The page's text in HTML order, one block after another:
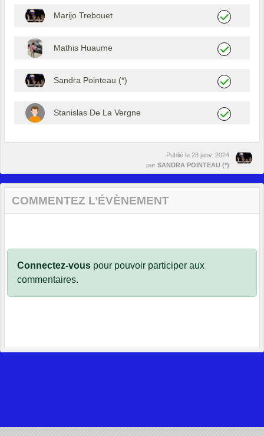
Marijo Trebouet
Mathis Huaume
Sandra Pointeau (*)
Stanislas De La Vergne
Publié le 28 janv. 2024
par SANDRA POINTEAU (*)
COMMENTEZ L’ÉVÈNEMENT
Connectez-vous pour pouvoir participer aux
commentaires.